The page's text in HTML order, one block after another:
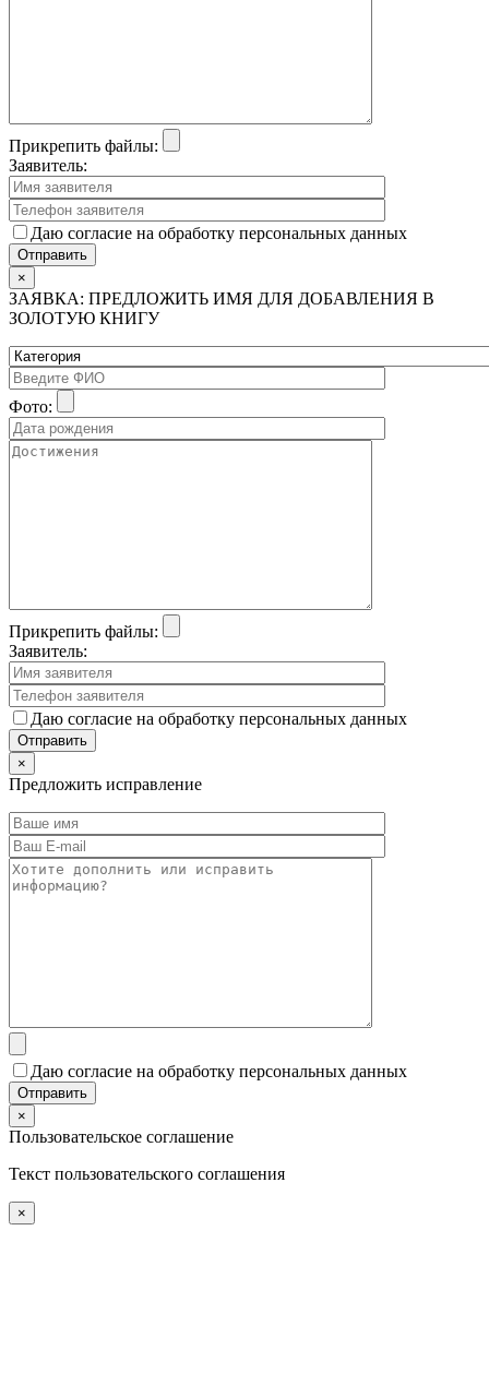
Прикрепить файлы:
Заявитель:
Даю согласие на обработку персональных данных
×
ЗАЯВКА: ПРЕДЛОЖИТЬ ИМЯ ДЛЯ ДОБАВЛЕНИЯ В
ЗОЛОТУЮ КНИГУ
Фото:
Прикрепить файлы:
Заявитель:
Даю согласие на обработку персональных данных
×
Предложить исправление
Даю согласие на обработку персональных данных
×
Пользовательское соглашение
Текст пользовательского соглашения
×